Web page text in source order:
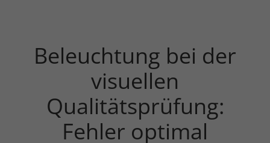
Beleuchtung bei der
visuellen
Qualitätsprüfung:
Fehler optimal